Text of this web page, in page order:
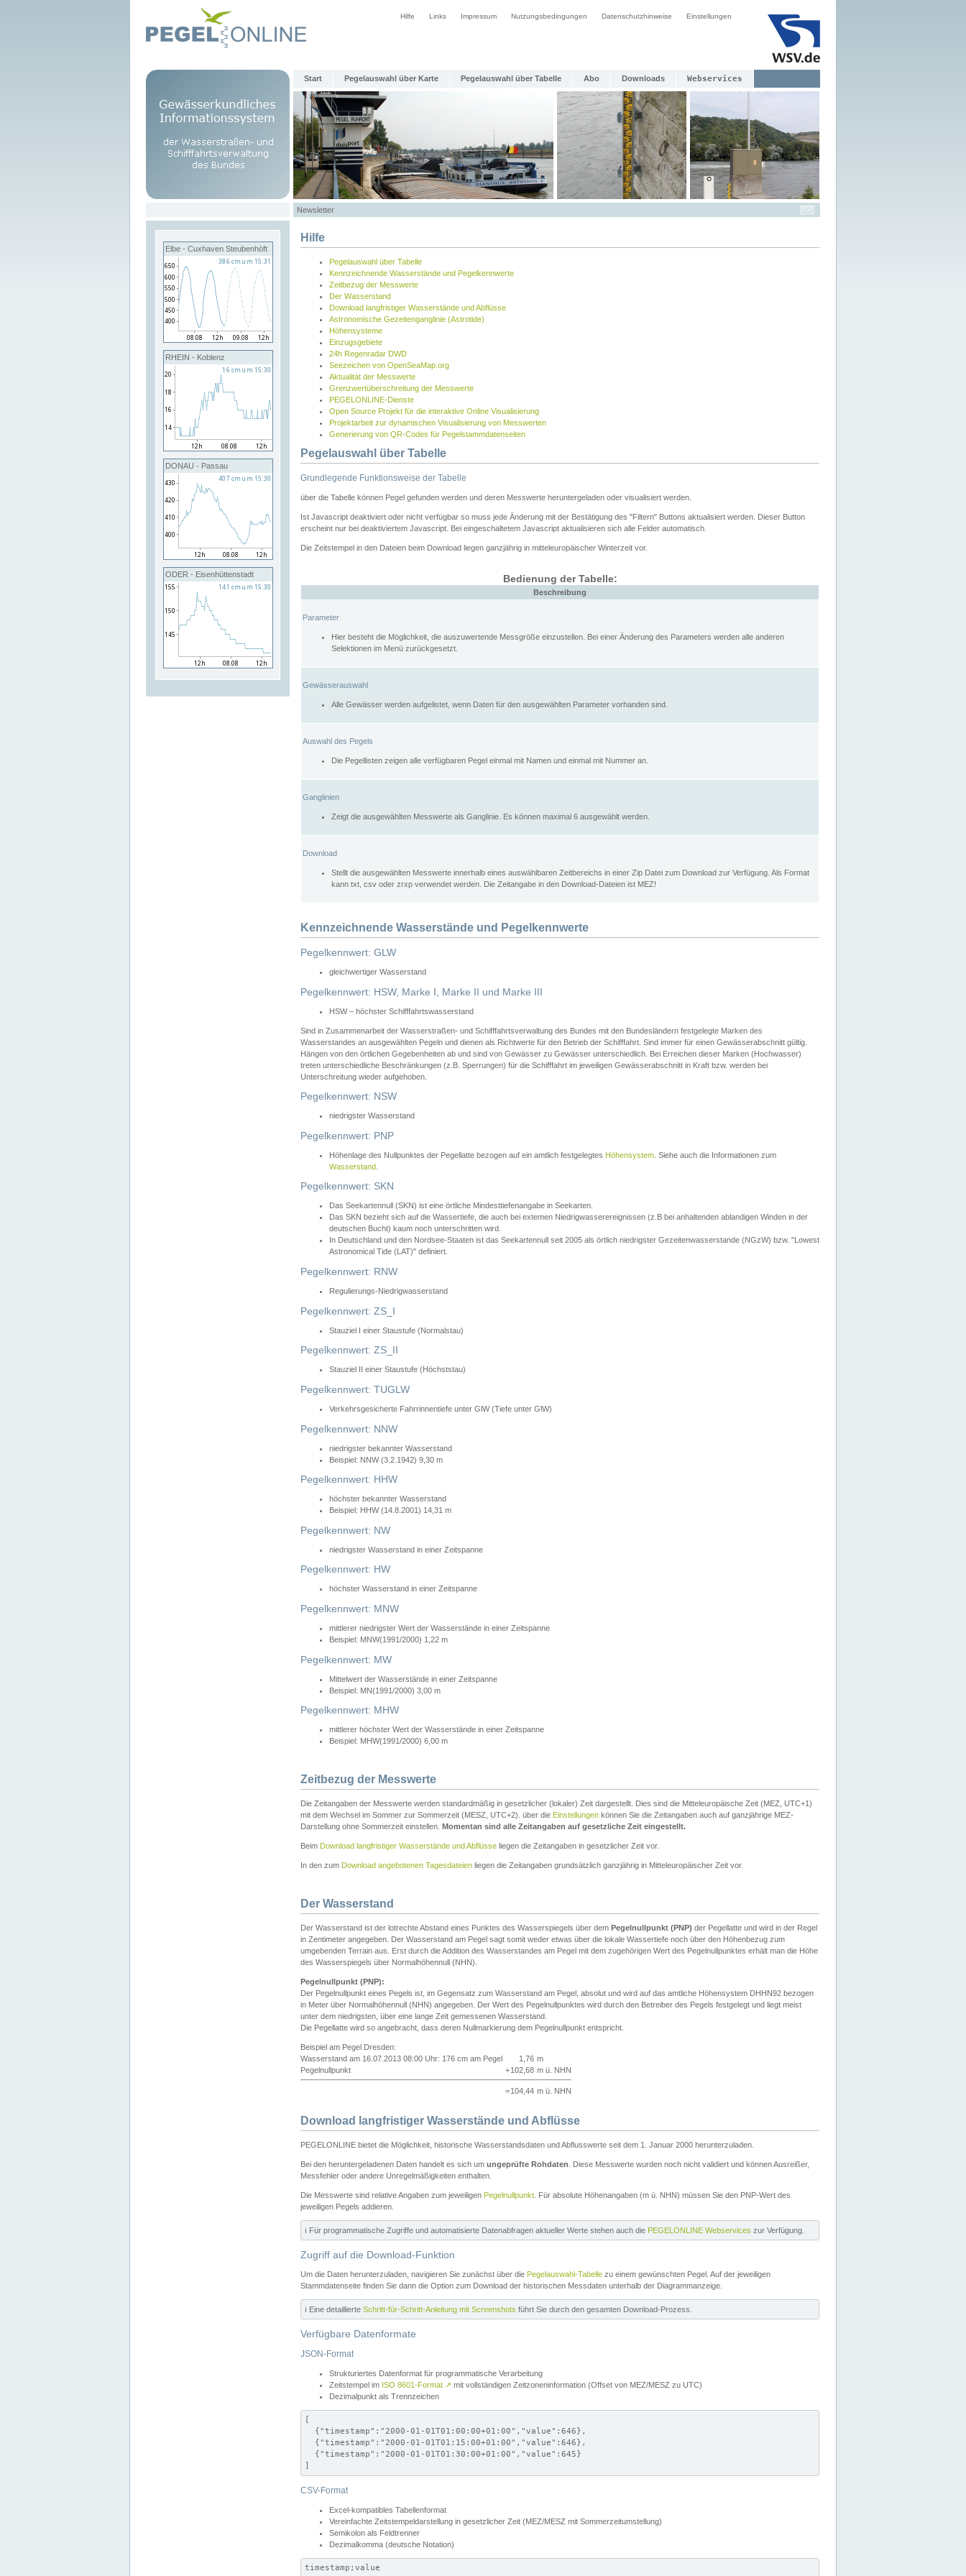
Hilfe Links Impressum Nutzungsbedingungen Datenschutzhinweise Einstellungen
Start Pegelauswahl über Karte Pegelauswahl über Tabelle Abo Downloads Webservices
Newsletter
Elbe - Cuxhaven Steubenhöft
RHEIN - Koblenz
DONAU - Passau
ODER - Eisenhüttenstadt
Hilfe
Pegelauswahl über Tabelle
Kennzeichnende Wasserstände und Pegelkennwerte
Zeitbezug der Messwerte
Der Wasserstand
Download langfristiger Wasserstände und Abflüsse
Astronomische Gezeitenganglinie (Astrotide)
Höhensysteme
Einzugsgebiete
24h Regenradar DWD
Seezeichen von OpenSeaMap.org
Aktualität der Messwerte
Grenzwertüberschreitung der Messwerte
PEGELONLINE-Dienste
Open Source Projekt für die interaktive Online Visualisierung
Projektarbeit zur dynamischen Visualisierung von Messwerten
Generierung von QR-Codes für Pegelstammdatenseiten
Pegelauswahl über Tabelle
Grundlegende Funktionsweise der Tabelle
über die Tabelle können Pegel gefunden werden und deren Messwerte heruntergeladen oder visualisiert werden.
Ist Javascript deaktiviert oder nicht verfügbar so muss jede Änderung mit der Bestätigung des "Filtern" Buttons aktualisiert werden. Dieser Button
erscheint nur bei deaktiviertem Javascript. Bei eingeschaltetem Javascript aktualisieren sich alle Felder automatisch.
Die Zeitstempel in den Dateien beim Download liegen ganzjährig in mitteleuropäischer Winterzeit vor.
Bedienung der Tabelle:
Beschreibung
Parameter
Hier besteht die Möglichkeit, die auszuwertende Messgröße einzustellen. Bei einer Änderung des Parameters werden alle anderen
Selektionen im Menü zurückgesetzt.
Gewässerauswahl
Alle Gewässer werden aufgelistet, wenn Daten für den ausgewählten Parameter vorhanden sind.
Auswahl des Pegels
Die Pegellisten zeigen alle verfügbaren Pegel einmal mit Namen und einmal mit Nummer an.
Ganglinien
Zeigt die ausgewählten Messwerte als Ganglinie. Es können maximal 6 ausgewählt werden.
Download
Stellt die ausgewählten Messwerte innerhalb eines auswählbaren Zeitbereichs in einer Zip Datei zum Download zur Verfügung. Als Format
kann txt, csv oder zrxp verwendet werden. Die Zeitangabe in den Download-Dateien ist MEZ!
Kennzeichnende Wasserstände und Pegelkennwerte
Pegelkennwert: GLW
gleichwertiger Wasserstand
Pegelkennwert: HSW, Marke I, Marke II und Marke III
HSW – höchster Schifffahrtswasserstand
Sind in Zusammenarbeit der Wasserstraßen- und Schifffahrtsverwaltung des Bundes mit den Bundesländern festgelegte Marken des
Wasserstandes an ausgewählten Pegeln und dienen als Richtwerte für den Betrieb der Schifffahrt. Sind immer für einen Gewässerabschnitt gültig.
Hängen von den örtlichen Gegebenheiten ab und sind von Gewässer zu Gewässer unterschiedlich. Bei Erreichen dieser Marken (Hochwasser)
treten unterschiedliche Beschränkungen (z.B. Sperrungen) für die Schifffahrt im jeweiligen Gewässerabschnitt in Kraft bzw. werden bei
Unterschreitung wieder aufgehoben.
Pegelkennwert: NSW
niedrigster Wasserstand
Pegelkennwert: PNP
Höhenlage des Nullpunktes der Pegellatte bezogen auf ein amtlich festgelegtes Höhensystem . Siehe auch die Informationen zum
Wasserstand
Pegelkennwert: SKN
Das Seekartennull (SKN) ist eine örtliche Mindesttiefenangabe in Seekarten.
Das SKN bezieht sich auf die Wassertiefe, die auch bei extemen Niedrigwasserereignissen (z.B bei anhaltenden ablandigen Winden in der
deutschen Bucht) kaum noch unterschritten wird.
In Deutschland und den Nordsee-Staaten ist das Seekartennull seit 2005 als örtlich niedrigster Gezeitenwasserstande (NGzW) bzw. "Lowest
Astronomical Tide (LAT)" definiert.
Pegelkennwert: RNW
Regulierungs-Niedrigwasserstand
Pegelkennwert: ZS_I
Stauziel I einer Staustufe (Normalstau)
Pegelkennwert: ZS_II
Stauziel II einer Staustufe (Höchststau)
Pegelkennwert: TUGLW
Verkehrsgesicherte Fahrrinnentiefe unter GlW (Tiefe unter GlW)
Pegelkennwert: NNW
niedrigster bekannter Wasserstand
Beispiel: NNW (3.2.1942) 9,30 m
Pegelkennwert: HHW
höchster bekannter Wasserstand
Beispiel: HHW (14.8.2001) 14,31 m
Pegelkennwert: NW
niedrigster Wasserstand in einer Zeitspanne
Pegelkennwert: HW
höchster Wasserstand in einer Zeitspanne
Pegelkennwert: MNW
mittlerer niedrigster Wert der Wasserstände in einer Zeitspanne
Beispiel: MNW(1991/2000) 1,22 m
Pegelkennwert: MW
Mittelwert der Wasserstände in einer Zeitspanne
Beispiel: MN(1991/2000) 3,00 m
Pegelkennwert: MHW
mittlerer höchster Wert der Wasserstände in einer Zeitspanne
Beispiel: MHW(1991/2000) 6,00 m
Zeitbezug der Messwerte
Die Zeitangaben der Messwerte werden standardmäßig in gesetzlicher (lokaler) Zeit dargestellt. Dies sind die Mitteleuropäische Zeit (MEZ, UTC+1)
mit dem Wechsel im Sommer zur Sommerzeit (MESZ, UTC+2). über die Einstellungen können Sie die Zeitangaben auch auf ganzjährige MEZ-
Darstellung ohne Sommerzeit einstellen. Momentan sind alle Zeitangaben auf gesetzliche Zeit eingestellt.
Beim Download langfristiger Wasserstände und Abflüsse liegen die Zeitangaben in gesetzlicher Zeit vor.
In den zum Download angebotenen Tagesdateien liegen die Zeitangaben grundsätzlich ganzjährig in Mitteleuropäischer Zeit vor.
Der Wasserstand
Der Wasserstand ist der lotrechte Abstand eines Punktes des Wasserspiegels über dem Pegelnullpunkt (PNP) der Pegellatte und wird in der Regel
in Zentimeter angegeben. Der Wasserstand am Pegel sagt somit weder etwas über die lokale Wassertiefe noch über den Höhenbezug zum
umgebenden Terrain aus. Erst durch die Addition des Wasserstandes am Pegel mit dem zugehörigen Wert des Pegelnullpunktes erhält man die Höhe
des Wasserspiegels über Normalhöhennull (NHN).
Pegelnullpunkt (PNP):
Der Pegelnullpunkt eines Pegels ist, im Gegensatz zum Wasserstand am Pegel, absolut und wird auf das amtliche Höhensystem DHHN92 bezogen
in Meter über Normalhöhennull (NHN) angegeben. Der Wert des Pegelnullpunktes wird durch den Betreiber des Pegels festgelegt und liegt meist
unter dem niedrigsten, über eine lange Zeit gemessenen Wasserstand.
Die Pegellatte wird so angebracht, dass deren Nullmarkierung dem Pegelnullpunkt entspricht.
Beispiel am Pegel Dresden:
Wasserstand am 16.07.2013 08:00 Uhr: 176 cm am Pegel
1,76 m
Pegelnullpunkt
+102,68 m ü. NHN
=104,44 m ü. NHN
Download langfristiger Wasserstände und Abflüsse
PEGELONLINE bietet die Möglichkeit, historische Wasserstandsdaten und Abflusswerte seit dem 1. Januar 2000 herunterzuladen.
Bei den heruntergeladenen Daten handelt es sich um ungeprüfte Rohdaten . Diese Messwerte wurden noch nicht validiert und können Ausreißer,
Messfehler oder andere Unregelmäßigkeiten enthalten.
Die Messwerte sind relative Angaben zum jeweiligen Pegelnullpunkt . Für absolute Höhenangaben (m ü. NHN) müssen Sie den PNP-Wert des
jeweiligen Pegels addieren.
ℹ️ Für programmatische Zugriffe und automatisierte Datenabfragen aktueller Werte stehen auch die PEGELONLINE Webservices zur Verfügung.
Zugriff auf die Download-Funktion
Um die Daten herunterzuladen, navigieren Sie zunächst über die Pegelauswahl-Tabelle zu einem gewünschten Pegel. Auf der jeweiligen
Stammdatenseite finden Sie dann die Option zum Download der historischen Messdaten unterhalb der Diagrammanzeige.
ℹ️ Eine detaillierte Schritt-für-Schritt-Anleitung mit Screenshots führt Sie durch den gesamten Download-Prozess.
Verfügbare Datenformate
JSON-Format
Strukturiertes Datenformat für programmatische Verarbeitung
Zeitstempel im ISO 8601-Format ↗ mit vollständigen Zeitzoneninformation (Offset von MEZ/MESZ zu UTC)
Dezimalpunkt als Trennzeichen
[
  {"timestamp":"2000-01-01T01:00:00+01:00","value":646},
  {"timestamp":"2000-01-01T01:15:00+01:00","value":646},
  {"timestamp":"2000-01-01T01:30:00+01:00","value":645}
]
CSV-Format
Excel-kompatibles Tabellenformat
Vereinfachte Zeitstempeldarstellung in gesetzlicher Zeit (MEZ/MESZ mit Sommerzeitumstellung)
Semikolon als Feldtrenner
Dezimalkomma (deutsche Notation)
timestamp;value